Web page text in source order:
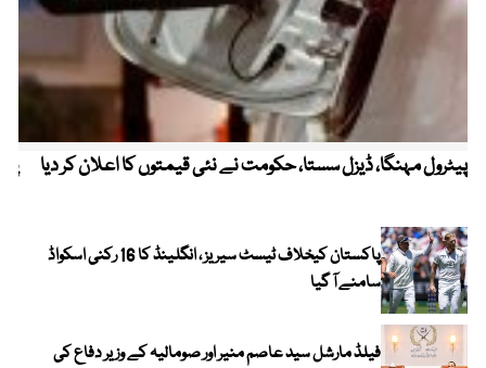
پیٹرول مہنگا، ڈیزل سستا، حکومت نے نئی قیمتوں کا اعلان کر دیا
پاکستان کیخلاف ٹیسٹ سیریز ، انگلینڈ کا 16 رکنی اسکواڈ
سامنے آ گیا
فیلڈ مارشل سید عاصم منیر اور صومالیہ کے وزیر دفاع کی